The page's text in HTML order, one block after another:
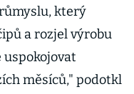
který
a rozjel výrobu
uspokojovat
měsíců," podotkl